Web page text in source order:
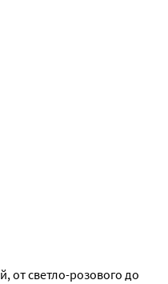
от светло-розового до